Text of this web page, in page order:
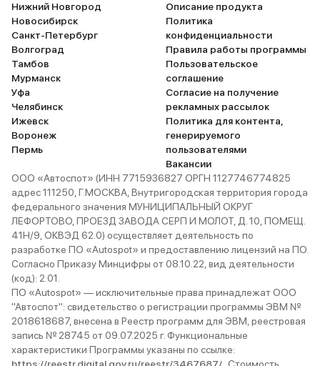
Нижний Новгород
Новосибирск
Санкт-Петербург
Волгоград
Тамбов
Мурманск
Уфа
Челябинск
Ижевск
Воронеж
Пермь
Описание продукта
Политика
конфиденциальности
Правила работы программы
Пользовательское
соглашение
Согласие на получение
рекламных рассылок
Политика для контента,
генерируемого
пользователями
Вакансии
ООО «Автоспот» (ИНН 7715936827 ОРГН 1127746774825
адрес 111250, Г.МОСКВА, Внутригородская территория города
федерального значения МУНИЦИПАЛЬНЫЙ ОКРУГ
ЛЕФОРТОВО, ПРОЕЗД ЗАВОДА СЕРП И МОЛОТ, Д. 10, ПОМЕЩ.
41Н/9, ОКВЭД 62.0) осуществляет деятельность по
разработке ПО «Autospot» и предоставлению лицензий на ПО.
Согласно Приказу Минцифры от 08.10.22, вид деятельности
(код): 2.01.
ПО «Autospot» — исключительные права принадлежат ООО
"Автоспот": свидетельство о регистрации программы ЭВМ №
2018618687, внесена в Реестр программ для ЭВМ, реестровая
запись № 28745 от 09.07.2025 г. Функциональные
характеристики Программы указаны по ссылке: